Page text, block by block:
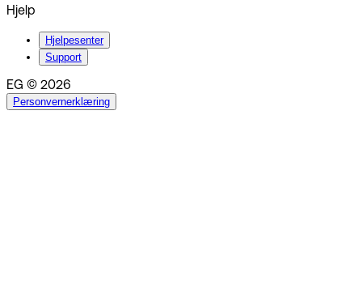
Hjelp
Hjelpesenter
Support
EG © 2026
Personvernerklæring